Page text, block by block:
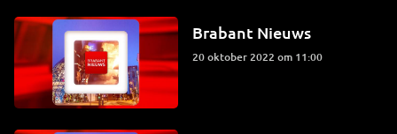
Brabant Nieuws
20 oktober 2022 om 11:00